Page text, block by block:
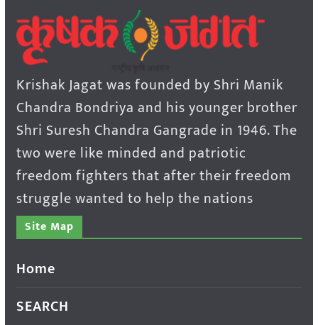
Krishak Jagat was founded by Shri Manik
Chandra Bondriya and his younger brother
Shri Suresh Chandra Gangrade in 1946. The
two were like minded and patriotic
freedom fighters that after their freedom
struggle wanted to help the nations
Site Map
Home
SEARCH